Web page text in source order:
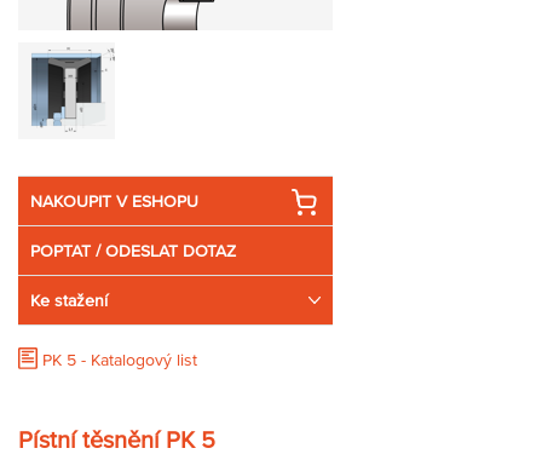
NAKOUPIT V ESHOPU
POPTAT / ODESLAT DOTAZ
Ke stažení
PK 5 - Katalogový list
Pístní těsnění PK 5